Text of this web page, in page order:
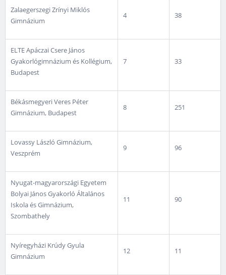
Zalaegerszegi Zrínyi Miklós
Gimnázium
4 38
ELTE Apáczai Csere János
Gyakorlógimnázium és Kollégium,
Budapest
7 33
Békásmegyeri Veres Péter
Gimnázium, Budapest
8 251
Lovassy László Gimnázium,
Veszprém
9 96
Nyugat-magyarországi Egyetem
Bolyai János Gyakorló Általános
Iskola és Gimnázium,
Szombathely
11 90
Nyíregyházi Krúdy Gyula
Gimnázium
12 11